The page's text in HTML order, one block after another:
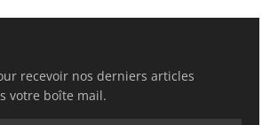
recevoir nos derniers articles
votre boîte mail.